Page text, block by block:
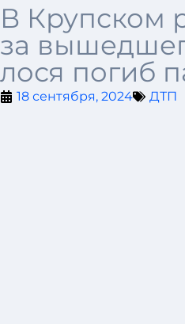
В Крупском
за
лося погиб
18 сентября, 2024 ДТП